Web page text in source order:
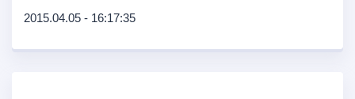
2015.04.05 - 16:17:35